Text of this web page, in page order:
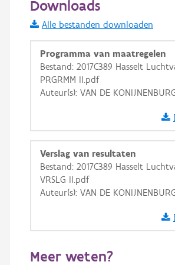
Informatie Vlaanderen
i
+ −
Basis Lagen
OSM-Basiskaart
GRB-Basiskaart
GRB-Basiskaart in grijswaarden
Downloads
Alle bestanden downloaden
Programma van maatregelen
Bestand: 2017C389 Hasselt
PRGRMM II.pdf
Auteur(s): VAN DE
Verslag van resultaten
Bestand: 2017C389 Hasselt
VRSLG II.pdf
Auteur(s): VAN DE
Meer weten?